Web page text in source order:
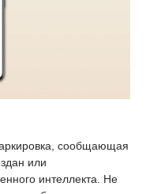
сообщающая
или
интеллекта. Не